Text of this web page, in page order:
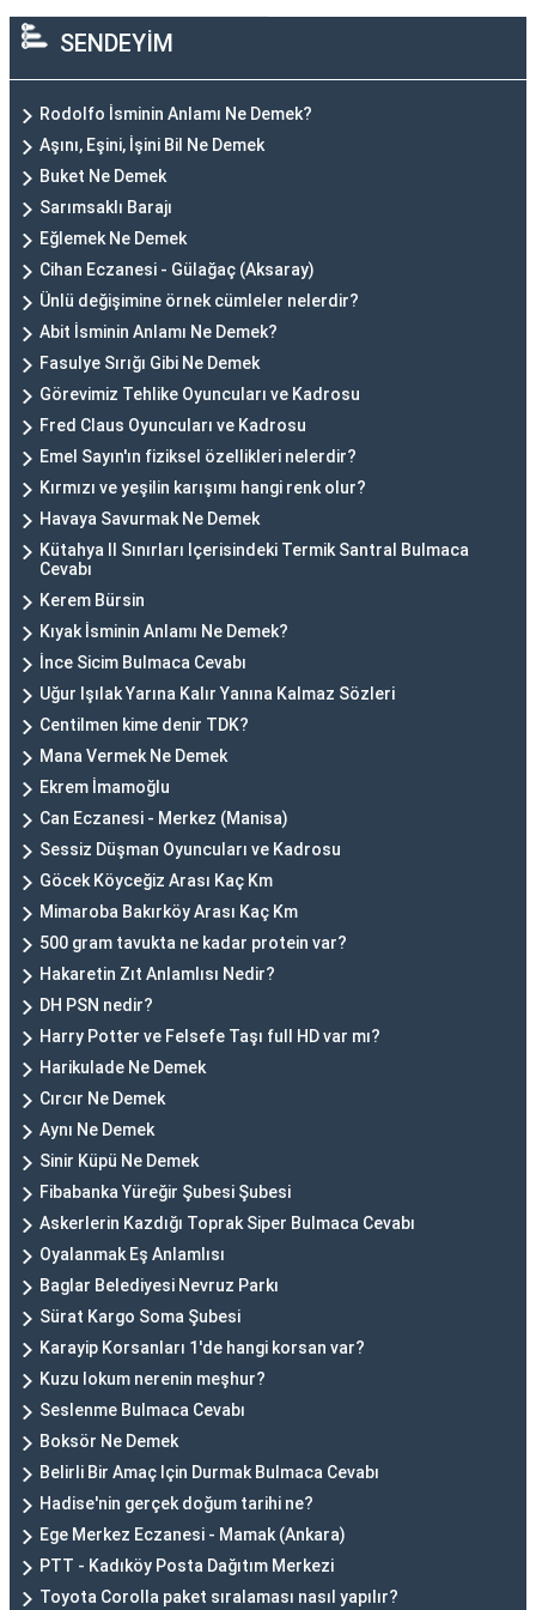
SENDEYİM
Rodolfo İsminin Anlamı Ne Demek?
Aşını, Eşini, İşini Bil Ne Demek
Buket Ne Demek
Sarımsaklı Barajı
Eğlemek Ne Demek
Cihan Eczanesi - Gülağaç (Aksaray)
Ünlü değişimine örnek cümleler nelerdir?
Abit İsminin Anlamı Ne Demek?
Fasulye Sırığı Gibi Ne Demek
Görevimiz Tehlike Oyuncuları ve Kadrosu
Fred Claus Oyuncuları ve Kadrosu
Emel Sayın'ın fiziksel özellikleri nelerdir?
Kırmızı ve yeşilin karışımı hangi renk olur?
Havaya Savurmak Ne Demek
Kütahya Il Sınırları Içerisindeki Termik Santral Bulmaca
Cevabı
Kerem Bürsin
Kıyak İsminin Anlamı Ne Demek?
İnce Sicim Bulmaca Cevabı
Uğur Işılak Yarına Kalır Yanına Kalmaz Sözleri
Centilmen kime denir TDK?
Mana Vermek Ne Demek
Ekrem İmamoğlu
Can Eczanesi - Merkez (Manisa)
Sessiz Düşman Oyuncuları ve Kadrosu
Göcek Köyceğiz Arası Kaç Km
Mimaroba Bakırköy Arası Kaç Km
500 gram tavukta ne kadar protein var?
Hakaretin Zıt Anlamlısı Nedir?
DH PSN nedir?
Harry Potter ve Felsefe Taşı full HD var mı?
Harikulade Ne Demek
Cırcır Ne Demek
Aynı Ne Demek
Sinir Küpü Ne Demek
Fibabanka Yüreğir Şubesi Şubesi
Askerlerin Kazdığı Toprak Siper Bulmaca Cevabı
Oyalanmak Eş Anlamlısı
Baglar Belediyesi Nevruz Parkı
Sürat Kargo Soma Şubesi
Karayip Korsanları 1'de hangi korsan var?
Kuzu lokum nerenin meşhur?
Seslenme Bulmaca Cevabı
Boksör Ne Demek
Belirli Bir Amaç Için Durmak Bulmaca Cevabı
Hadise'nin gerçek doğum tarihi ne?
Ege Merkez Eczanesi - Mamak (Ankara)
PTT - Kadıköy Posta Dağıtım Merkezi
Toyota Corolla paket sıralaması nasıl yapılır?